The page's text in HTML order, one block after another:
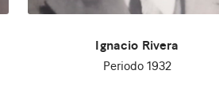
Ignacio Rivera
Periodo 1932